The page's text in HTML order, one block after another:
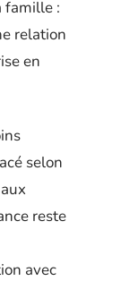
famille :
relation
en
selon
reste
avec